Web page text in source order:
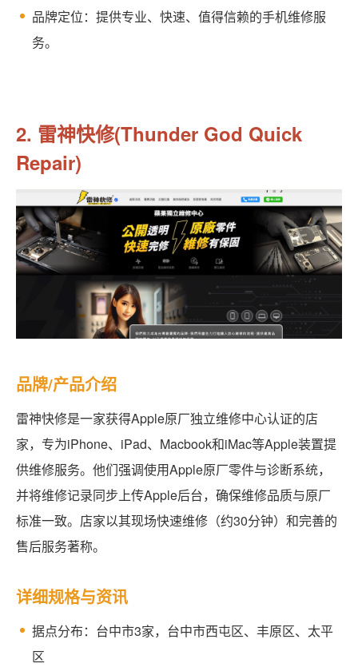
品牌定位：提供专业、快速、值得信赖的手机维修服
务。
2. 雷神快修(Thunder God Quick
Repair)
品牌/产品介绍
雷神快修是一家获得Apple原厂独立维修中心认证的店
家，专为iPhone、iPad、Macbook和iMac等Apple装置提
供维修服务。他们强调使用Apple原厂零件与诊断系统，
并将维修记录同步上传Apple后台，确保维修品质与原厂
标准一致。店家以其现场快速维修（约30分钟）和完善的
售后服务著称。
详细规格与资讯
据点分布：台中市3家，台中市西屯区、丰原区、太平
区